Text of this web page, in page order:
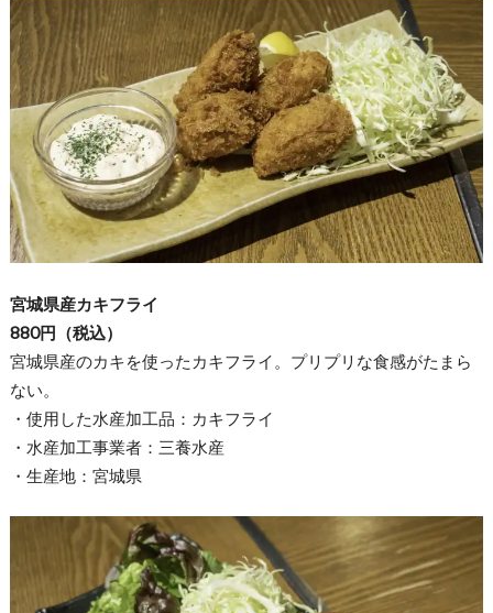
宮城県産カキフライ
880円（税込）
宮城県産のカキを使ったカキフライ。プリプリな食感がたまら
ない。
・使用した水産加工品：カキフライ
・水産加工事業者：三養水産
・生産地：宮城県